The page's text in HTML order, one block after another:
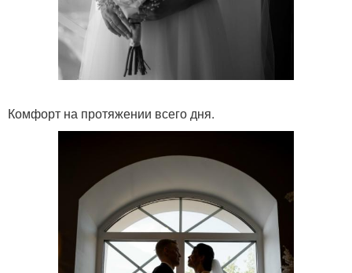
Комфорт на протяжении всего дня.